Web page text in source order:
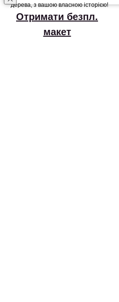
дерева, з вашою власною історією!
Отримати безпл.
макет